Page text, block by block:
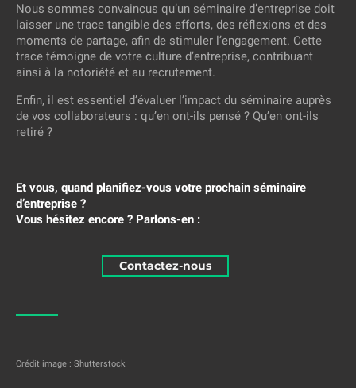
Nous sommes convaincus qu’un séminaire d’entreprise doit
laisser une trace tangible des efforts, des réflexions et des
moments de partage, afin de stimuler l’engagement. Cette
trace témoigne de votre culture d’entreprise, contribuant
ainsi à la notoriété et au recrutement.
Enfin, il est essentiel d’évaluer l’impact du séminaire auprès
de vos collaborateurs : qu’en ont-ils pensé ? Qu’en ont-ils
retiré ?
Et vous, quand planifiez-vous votre prochain séminaire
d’entreprise ?
Vous hésitez encore ? Parlons-en :
Contactez-nous
Crédit image : Shutterstock